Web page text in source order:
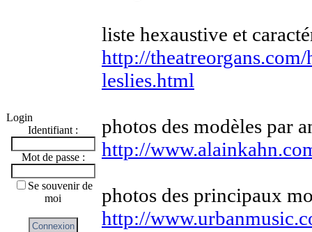
Login
Identifiant :
Mot de passe :
Se souvenir de
moi
liste hexaustive et
http://
leslies.html
photos des modèles par
http://
photos des principaux
http://